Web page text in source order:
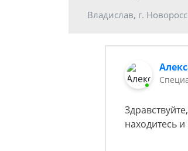
Владислав, г.
находитесь